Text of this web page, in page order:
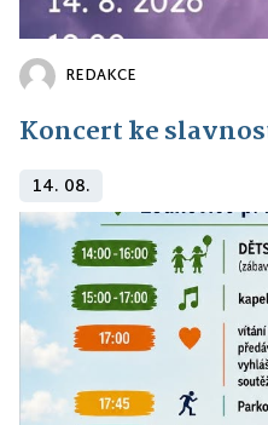
REDAKCE
Koncert ke
14. 08.